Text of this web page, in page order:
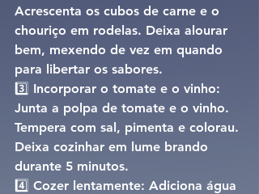
Acrescenta os cubos de carne e o
chouriço em rodelas. Deixa alourar
bem, mexendo de vez em quando
para libertar os sabores.
3️⃣ Incorporar o tomate e o vinho:
Junta a polpa de tomate e o vinho.
Tempera com sal, pimenta e colorau.
Deixa cozinhar em lume brando
durante 5 minutos.
4️⃣ Cozer lentamente: Adiciona água